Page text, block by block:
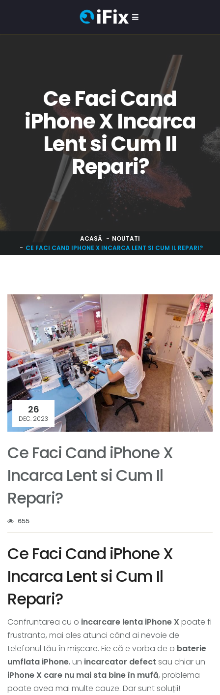
Ce Faci Cand
iPhone X Incarca
Lent si Cum Il
Repari?
ACASĂ
NOUTATI
CE FACI CAND IPHONE X INCARCA LENT SI CUM IL REPARI?
26
DEC. 2023
Ce Faci Cand iPhone X
Incarca Lent si Cum Il
Repari?
655
Ce Faci Cand iPhone X
Incarca Lent si Cum Il
Repari?
Confruntarea cu o incarcare lenta iPhone X poate fi
frustranta, mai ales atunci când ai nevoie de
telefonul tău în mișcare. Fie că e vorba de o baterie
umflata iPhone, un incarcator defect sau chiar un
iPhone X care nu mai sta bine în mufă, problema
poate avea mai multe cauze. Dar sunt soluții!